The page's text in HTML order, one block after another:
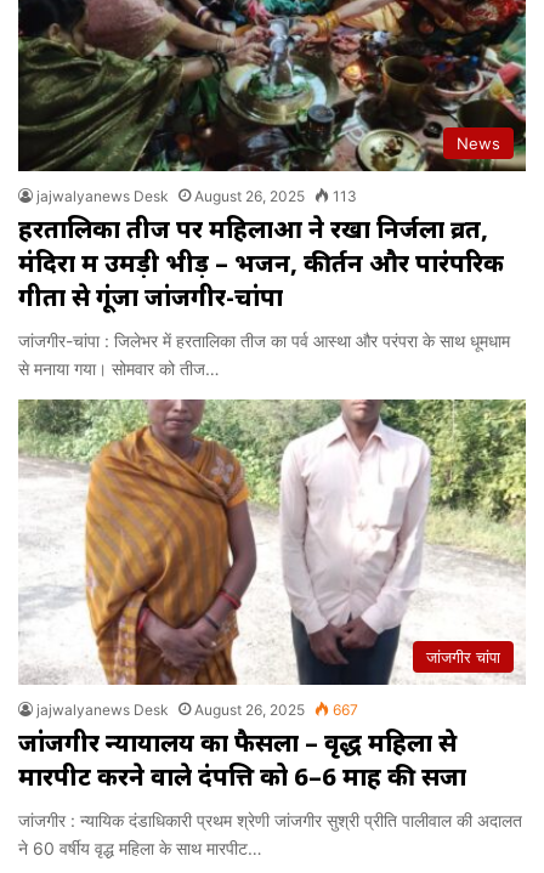
News
jajwalyanews Desk August 26, 2025 113
हरतालिका तीज पर महिलाओं ने रखा निर्जला व्रत,
मंदिरों में उमड़ी भीड़ – भजन, कीर्तन और पारंपरिक
गीतों से गूंजा जांजगीर-चांपा
जांजगीर-चांपा : जिलेभर में हरतालिका तीज का पर्व आस्था और परंपरा के साथ धूमधाम
से मनाया गया। सोमवार को तीज…
जांजगीर चांपा
jajwalyanews Desk August 26, 2025 667
जांजगीर न्यायालय का फैसला – वृद्ध महिला से
मारपीट करने वाले दंपत्ति को 6–6 माह की सजा
जांजगीर : न्यायिक दंडाधिकारी प्रथम श्रेणी जांजगीर सुश्री प्रीति पालीवाल की अदालत
ने 60 वर्षीय वृद्ध महिला के साथ मारपीट…